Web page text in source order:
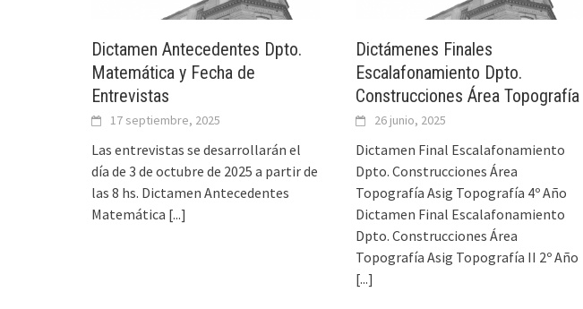
Dictamen Antecedentes Dpto.
Matemática y Fecha de
Entrevistas
17 septiembre, 2025
Las entrevistas se desarrollarán el
día de 3 de octubre de 2025 a partir de
las 8 hs. Dictamen Antecedentes
Matemática [...]
Dictámenes Finales
Escalafonamiento Dpto.
Construcciones Área Topografía
26 junio, 2025
Dictamen Final Escalafonamiento
Dpto. Construcciones Área
Topografía Asig Topografía 4º Año
Dictamen Final Escalafonamiento
Dpto. Construcciones Área
Topografía Asig Topografía II 2º Año
[...]